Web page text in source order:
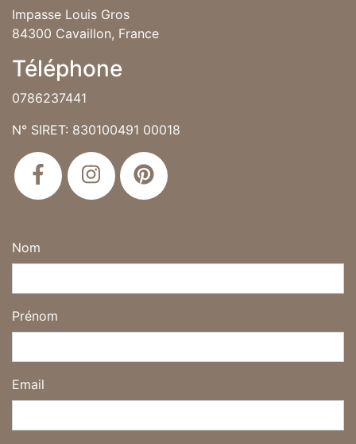
Impasse Louis Gros
84300 Cavaillon, France
Téléphone
0786237441
N° SIRET: 830100491 00018
Nom
Prénom
Email